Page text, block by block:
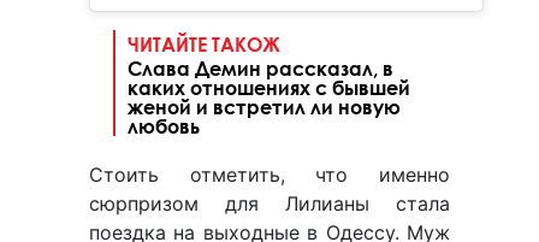
ЧИТАЙТЕ ТАКОЖ
Слава Демин рассказал, в
каких отношениях с бывшей
женой и встретил ли новую
любовь
Стоить отметить, что именно
сюрпризом для Лилианы стала
поездка на выходные в Одессу. Муж